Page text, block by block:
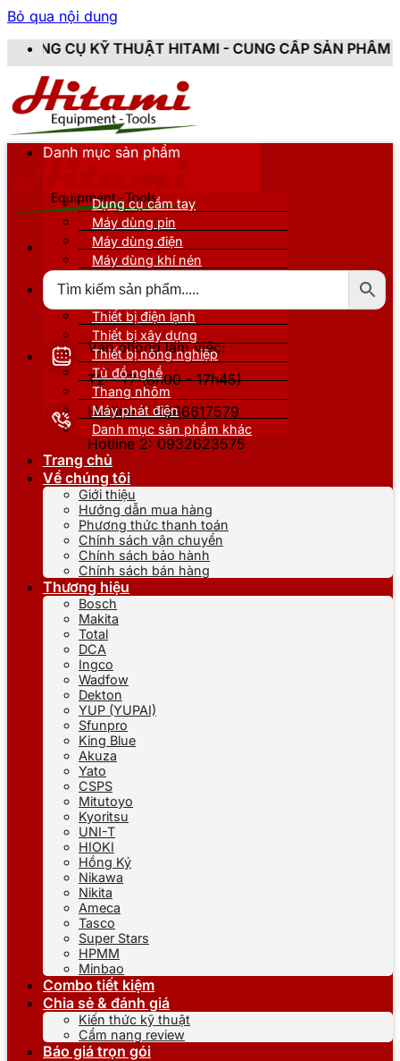
Bỏ qua nội dung
HITAMI - CUNG CẤP SẢN PHẨM CHÍNH HÃNG,
Văn phòng làm việc:
T2 - T7 (8h00 - 17h45)
Hotline 1: 0866617579
Hotline 2: 0932623575
Danh mục sản phẩm
Dụng cụ cầm tay
Máy dùng pin
Máy dùng điện
Máy dùng khí nén
Thiết bị nâng đỡ
Thiết bị điện lạnh
Thiết bị xây dựng
Thiết bị nông nghiệp
Tủ đồ nghề
Thang nhôm
Máy phát điện
Danh mục sản phẩm khác
Trang chủ
Về chúng tôi
Giới thiệu
Hướng dẫn mua hàng
Phương thức thanh toán
Chính sách vận chuyển
Chính sách bảo hành
Chính sách bán hàng
Thương hiệu
Bosch
Makita
Total
DCA
Ingco
Wadfow
Dekton
YUP (YUPAI)
Sfunpro
King Blue
Akuza
Yato
CSPS
Mitutoyo
Kyoritsu
UNI-T
HIOKI
Hồng Ký
Nikawa
Nikita
Ameca
Tasco
Super Stars
HPMM
Minbao
Combo tiết kiệm
Chia sẻ & đánh giá
Kiến thức kỹ thuật
Cẩm nang review
Báo giá trọn gói